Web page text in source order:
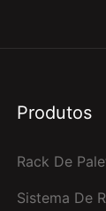
Produtos
Rack De
Sistema De